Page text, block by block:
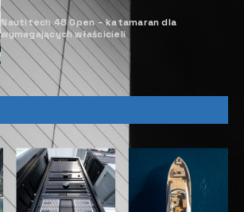
Nautitech 48 Open – katamaran dla
wymagających właścicieli